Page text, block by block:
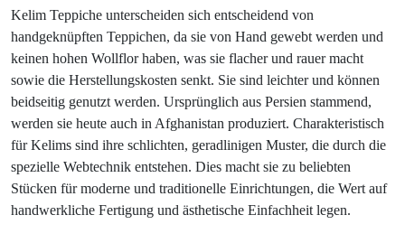
Kelim Teppiche unterscheiden sich entscheidend von
handgeknüpften Teppichen, da sie von Hand gewebt werden und
keinen hohen Wollflor haben, was sie flacher und rauer macht
sowie die Herstellungskosten senkt. Sie sind leichter und können
beidseitig genutzt werden. Ursprünglich aus Persien stammend,
werden sie heute auch in Afghanistan produziert. Charakteristisch
für Kelims sind ihre schlichten, geradlinigen Muster, die durch die
spezielle Webtechnik entstehen. Dies macht sie zu beliebten
Stücken für moderne und traditionelle Einrichtungen, die Wert auf
handwerkliche Fertigung und ästhetische Einfachheit legen.